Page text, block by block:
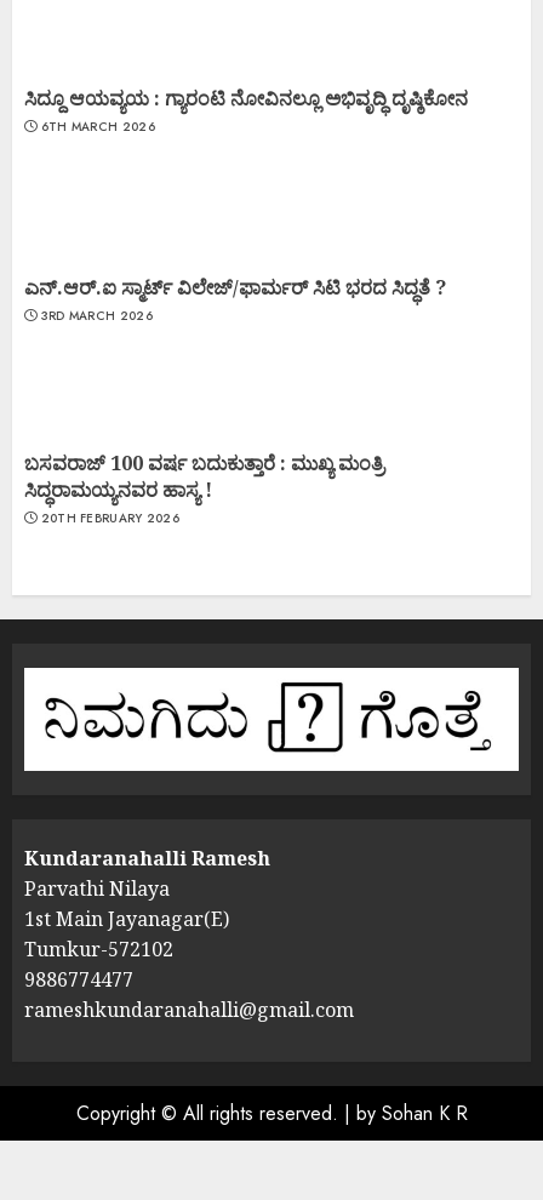
ಸಿದ್ದೂ ಆಯವ್ಯಯ : ಗ್ಯಾರಂಟಿ ನೋವಿನಲ್ಲೂ ಅಭಿವೃದ್ಧಿ ದೃಷ್ಠಿಕೋನ
6TH MARCH 2026
ಎನ್.ಆರ್.ಐ ಸ್ಮಾರ್ಟ್ ವಿಲೇಜ್/ಫಾರ್ಮರ್ ಸಿಟಿ ಭರದ ಸಿದ್ಧತೆ ?
3RD MARCH 2026
ಬಸವರಾಜ್ 100 ವರ್ಷ ಬದುಕುತ್ತಾರೆ : ಮುಖ್ಯ ಮಂತ್ರಿ
ಸಿದ್ಧರಾಮಯ್ಯನವರ ಹಾಸ್ಯ !
20TH FEBRUARY 2026
Kundaranahalli Ramesh
Parvathi Nilaya
1st Main Jayanagar(E)
Tumkur-572102
9886774477
rameshkundaranahalli@gmail.com
Copyright © All rights reserved. | by Sohan K R